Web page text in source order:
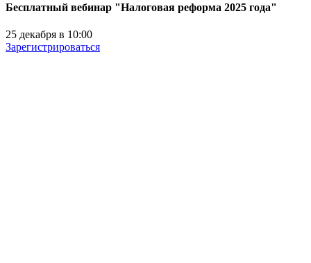
Бесплатный вебинар "Налоговая реформа 2025 года"
25 декабря в 10:00
Зарегистрироваться